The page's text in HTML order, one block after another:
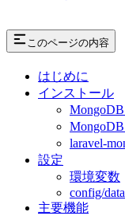
このページの内容
はじめに
インストール
laravel-
設定
環境変数
config/
主要機能